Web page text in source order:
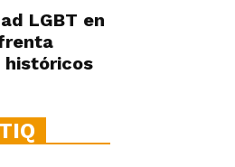
LGBT en
históricos